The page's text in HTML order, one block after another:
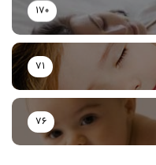
170
71
76